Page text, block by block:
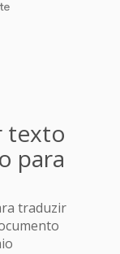
texto
para
traduzir